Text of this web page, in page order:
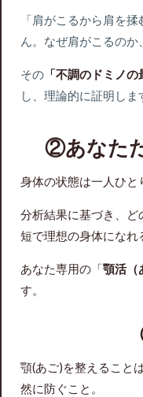
「肩がこるから肩を
ん。なぜ肩がこるのか
その 「不調のドミノの
し、理論的に証明しま
②あなた
身体の状態は一人ひと
分析結果に基づき、
短で理想の身体になれ
あなた専用の「顎活（
す。
顎(あご)を整えること
然に防ぐこと。